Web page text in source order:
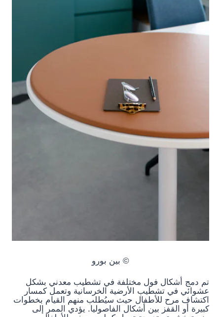
© بين بورو
تم دمج أشكال فول مختلفة في تشطيب معدني بشكل
عشوائي في تشطيب الأرضية الخرسانية وتعمل كمسار
اكتشاف مرح للأطفال حيث سيُطلب منهم القيام بخطوات
كبيرة أو القفز بين أشكال الفاصوليا. يؤدي الممر إلى